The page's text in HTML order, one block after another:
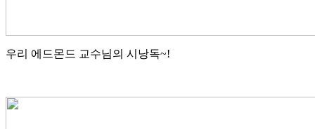
우리 에드몬드 교수님의 시낭독~!